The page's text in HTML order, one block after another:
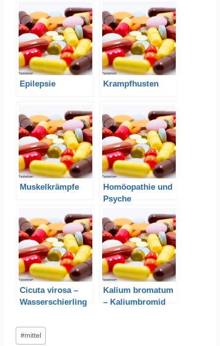
Epilepsie Krampfhusten
Muskelkrämpfe
Homöopathie und
Psyche
Cicuta virosa –
Wasserschierling
Kalium bromatum
– Kaliumbromid
Schlagworte:
#mittel